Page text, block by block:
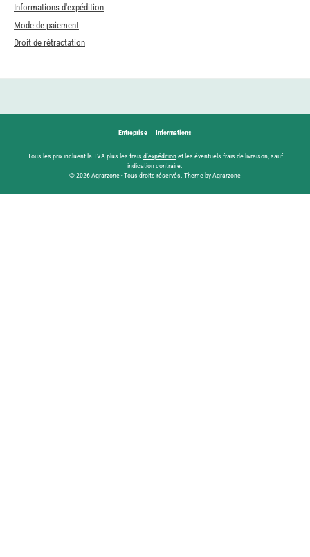
Informations d'expédition
Mode de paiement
Droit de rétractation
Entreprise Informations
Tous les prix incluent la TVA plus les frais d'expéditionet les éventuels frais de livraison, sauf
indication contraire.
© 2026 Agrarzone - Tous droits réservés. Theme by Agrarzone